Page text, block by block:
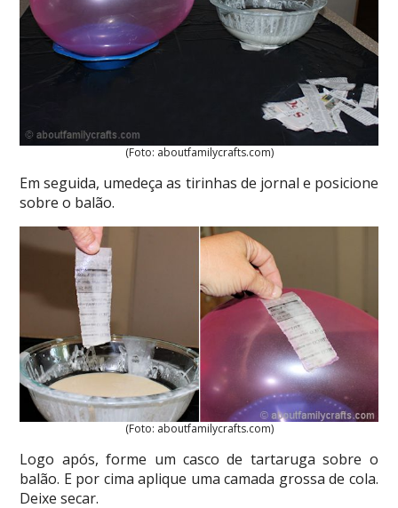
(Foto: aboutfamilycrafts.com)
Em seguida, umedeça as tirinhas de jornal e posicione
sobre o balão.
(Foto: aboutfamilycrafts.com)
Logo após, forme um casco de tartaruga sobre o
balão. E por cima aplique uma camada grossa de cola.
Deixe secar.